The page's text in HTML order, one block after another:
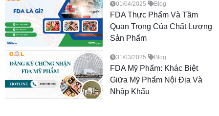
01/04/2025 Blog
FDA Thực Phẩm Và Tầm
Quan Trọng Của Chất Lượng
Sản Phẩm
31/03/2025 Blog
FDA Mỹ Phẩm: Khác Biệt
Giữa Mỹ Phẩm Nội Địa Và
Nhập Khẩu